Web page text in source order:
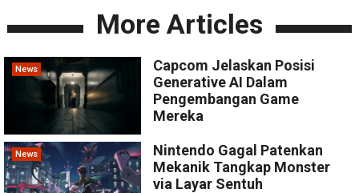
More Articles
News
Capcom Jelaskan Posisi
Generative AI Dalam
Pengembangan Game
Mereka
News
Nintendo Gagal Patenkan
Mekanik Tangkap Monster
via Layar Sentuh